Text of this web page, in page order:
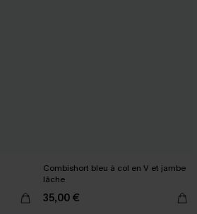
Combishort bleu à col en V et jambe
lâche
35,00 €